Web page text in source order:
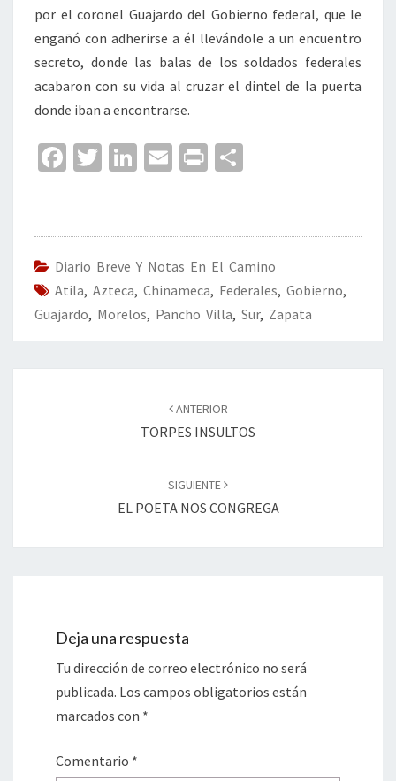
por el coronel Guajardo del Gobierno federal, que le
engañó con adherirse a él llevándole a un encuentro
secreto, donde las balas de los soldados federales
acabaron con su vida al cruzar el dintel de la puerta
donde iban a encontrarse.
Fa
o
o
k
T
er
Li
dI
n
E
l
Pr
p
ar
tir
Diario Breve Y Notas En El Camino
Atila, Azteca, Chinameca, Federales, Gobierno,
Guajardo, Morelos, Pancho Villa, Sur, Zapata
ANTERIOR
TORPES INSULTOS
SIGUIENTE
EL POETA NOS CONGREGA
Deja una respuesta
Tu dirección de correo electrónico no será
publicada. Los campos obligatorios están
marcados con *
Comentario *